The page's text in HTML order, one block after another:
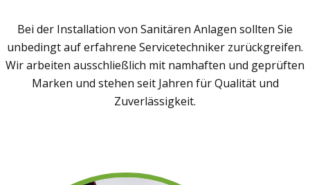
Bei der Installation von Sanitären Anlagen sollten Sie
unbedingt auf erfahrene Servicetechniker zurückgreifen.
Wir arbeiten ausschließlich mit namhaften und geprüften
Marken und stehen seit Jahren für Qualität und
Zuverlässigkeit.